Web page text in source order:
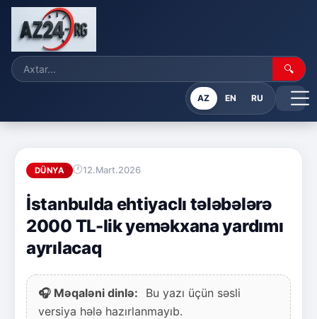
🔍
AZ EN RU
DÜNYA 12.Mart.2026
İstanbulda ehtiyaclı tələbələrə
2000 TL-lik yeməkxana yardımı
ayrılacaq
🎧 Məqaləni dinlə:
Bu yazı üçün səsli
versiya hələ hazırlanmayıb.